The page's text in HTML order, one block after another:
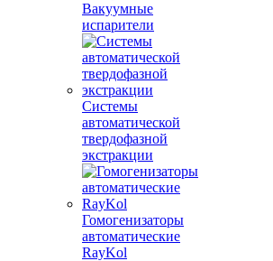
Вакуумные
испарители
Системы
автоматической
твердофазной
экстракции
Гомогенизаторы
автоматические
RayKol